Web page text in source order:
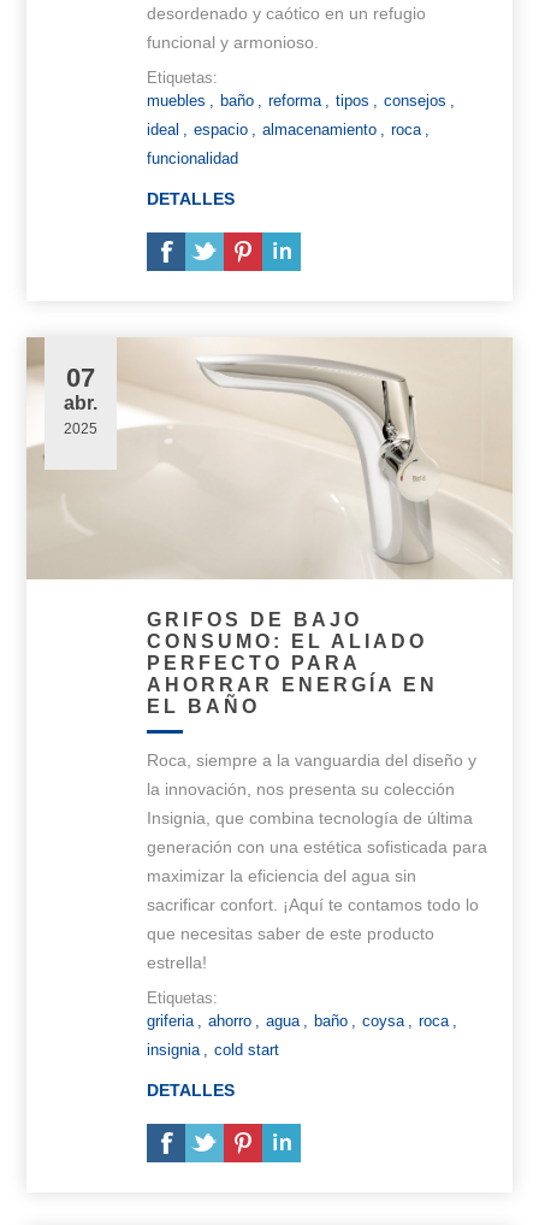
desordenado y caótico en un refugio
funcional y armonioso.
Etiquetas:
muebles
baño reforma tipos consejos
ideal
espacio almacenamiento roca
funcionalidad
DETALLES
GRIFOS DE BAJO
CONSUMO: EL ALIADO
PERFECTO PARA
AHORRAR ENERGÍA EN
EL BAÑO
07
abr.
2025
Roca, siempre a la vanguardia del diseño y
la innovación, nos presenta su colección
Insignia, que combina tecnología de última
generación con una estética sofisticada para
maximizar la eficiencia del agua sin
sacrificar confort. ¡Aquí te contamos todo lo
que necesitas saber de este producto
estrella!
Etiquetas:
griferia , ahorro , agua , baño , coysa , roca ,
insignia , cold start
DETALLES